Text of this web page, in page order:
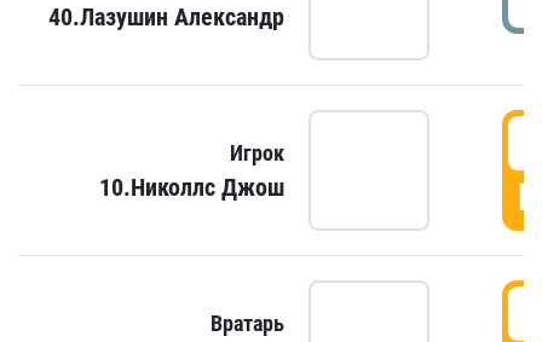
40.Лазушин Александр
Игрок
10.Николлс Джош
Вратарь